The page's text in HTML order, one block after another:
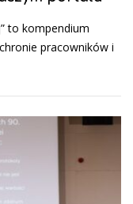
to kompendium
pracowników i